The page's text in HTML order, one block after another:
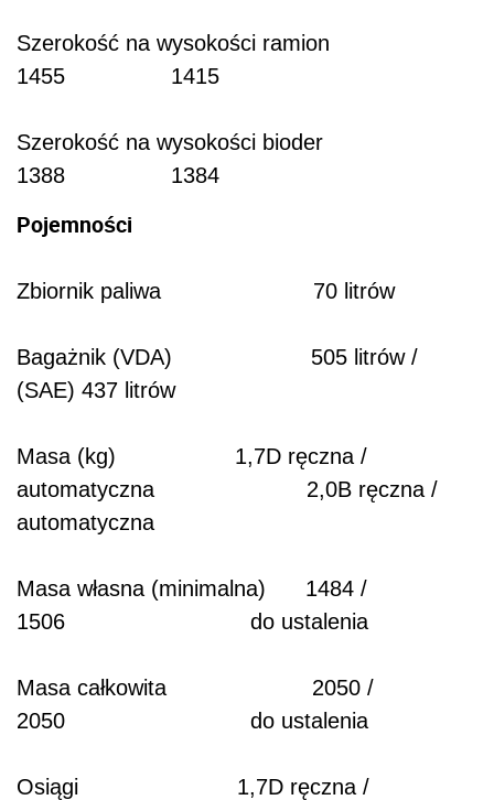
Szerokość na wysokości ramion
1455 1415
Szerokość na wysokości bioder
1388 1384
Pojemności
Zbiornik paliwa 70 litrów
Bagażnik (VDA) 505 litrów /
(SAE) 437 litrów
Masa (kg) 1,7D ręczna /
automatyczna 2,0B ręczna /
automatyczna
Masa własna (minimalna) 1484 /
1506 do ustalenia
Masa całkowita 2050 /
2050 do ustalenia
Osiągi 1,7D ręczna /